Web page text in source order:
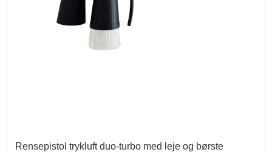
Rensepistol trykluft duo-turbo med leje og børste